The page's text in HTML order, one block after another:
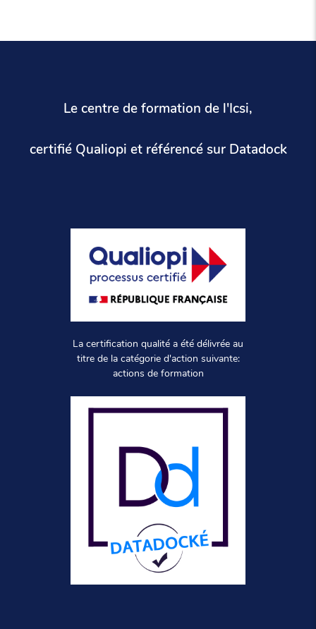
Le centre de formation de l'Icsi,
certifié Qualiopi et référencé sur Datadock
La certification qualité a été délivrée au
titre de la catégorie d'action suivante:
actions de formation